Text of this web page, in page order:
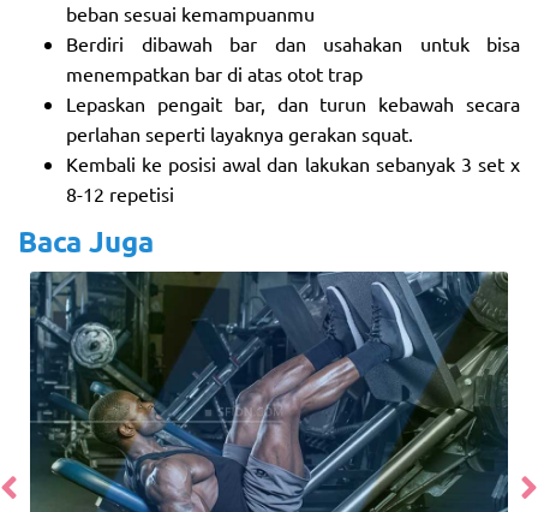
beban sesuai kemampuanmu
Berdiri dibawah bar dan usahakan untuk bisa
menempatkan bar di atas otot trap
Lepaskan pengait bar, dan turun kebawah secara
perlahan seperti layaknya gerakan squat.
Kembali ke posisi awal dan lakukan sebanyak 3 set x
8-12 repetisi
Baca Juga